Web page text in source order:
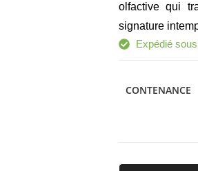
olfactive qui
signature
Expédié
CONTENANCE